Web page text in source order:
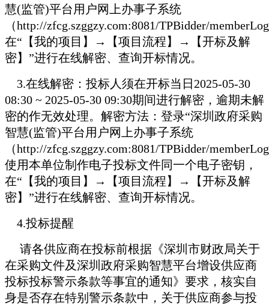
慧(监管)平台用户网上办事子系统
（http://zfcg.szggzy.com:8081/TPBidder/
在“【我的项目】→【项目流程】→【开标及解
密】”进行在线解密、查询开标情况。
3.在线解密：投标人须在开标当日2025-05-30
08:30 ~ 2025-05-30 09:30期间进行解密，逾期未解
密的作无效处理。解密方法：登录“深圳政府采购
智慧(监管)平台用户网上办事子系统
（http://zfcg.szggzy.com:8081/TPBidder/
使用本单位制作电子投标文件同一个电子密钥，
在“【我的项目】→【项目流程】→【开标及解
密】”进行在线解密、查询开标情况。
4.投标提醒
请各供应商在投标前根据《深圳市财政局关于
在采购文件及深圳政府采购智慧平台增设供应商
投标投标警示条款等事宜的通知》要求，核实自
身是否存在特别警示条款中，关于供应商参与投